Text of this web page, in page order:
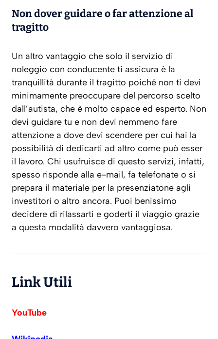
Non dover guidare o far attenzione al
tragitto
Un altro vantaggio che solo il servizio di
noleggio con conducente ti assicura è la
tranquillità durante il tragitto poiché non ti devi
minimamente preoccupare del percorso scelto
dall’autista, che è molto capace ed esperto. Non
devi guidare tu e non devi nemmeno fare
attenzione a dove devi scendere per cui hai la
possibilità di dedicarti ad altro come può esser
il lavoro. Chi usufruisce di questo servizi, infatti,
spesso risponde alla e-mail, fa telefonate o si
prepara il materiale per la presenziatone agli
investitori o altro ancora. Puoi benissimo
decidere di rilassarti e goderti il viaggio grazie
a questa modalità davvero vantaggiosa.
Link Utili
YouTube